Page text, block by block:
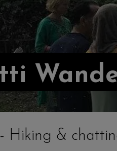
Hiking &